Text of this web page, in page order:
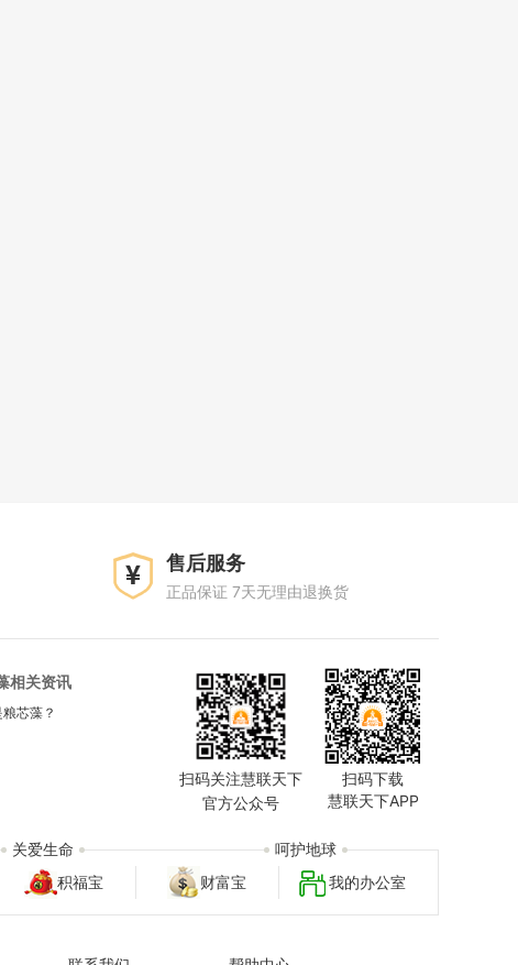
售后服务
正品保证 7天无理由退换货
相关资讯
芯藻？
扫码关注慧联天下
官方公众号
扫码下载
慧联天下APP
积福宝 财富宝 我的办公室
关爱生命 呵护地球